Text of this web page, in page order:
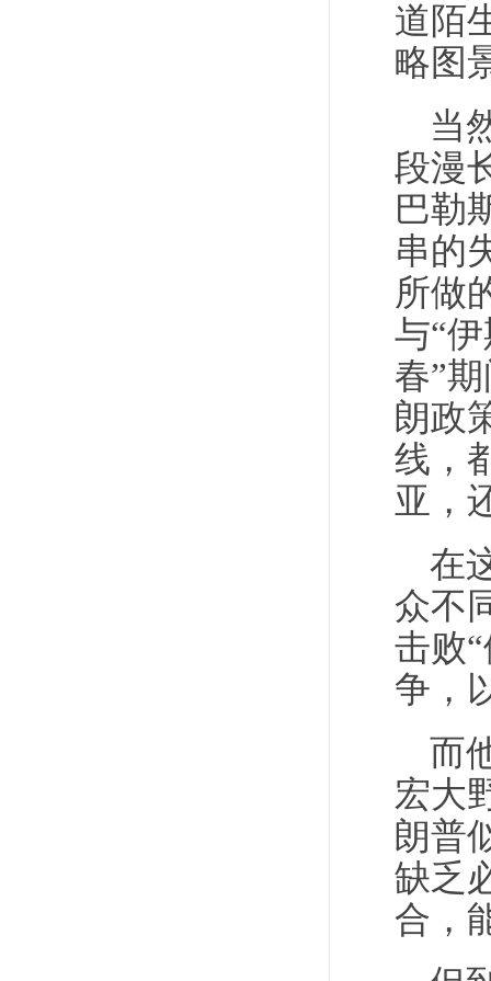
道陌
略图
当
段漫
巴勒
串的
所做
与“
春”
朗政
线，
亚，
在
众不
击败
争，
而
宏大
朗普
缺乏
合，